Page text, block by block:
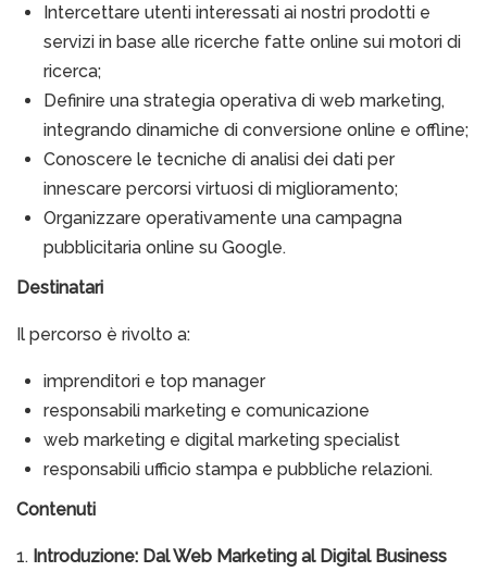
Intercettare utenti interessati ai nostri prodotti e
servizi in base alle ricerche fatte online sui motori di
ricerca;
Definire una strategia operativa di web marketing,
integrando dinamiche di conversione online e offline;
Conoscere le tecniche di analisi dei dati per
innescare percorsi virtuosi di miglioramento;
Organizzare operativamente una campagna
pubblicitaria online su Google.
Destinatari
Il percorso è rivolto a:
imprenditori e top manager
responsabili marketing e comunicazione
web marketing e digital marketing specialist
responsabili ufficio stampa e pubbliche relazioni.
Contenuti
Introduzione: Dal Web Marketing al Digital Business